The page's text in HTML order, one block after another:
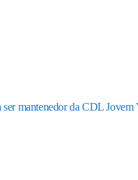
ser mantenedor da CDL Jovem